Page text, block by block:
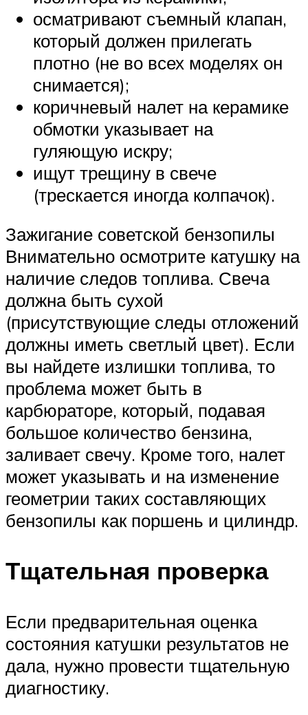
осматривают съемный клапан,
который должен прилегать
плотно (не во всех моделях он
снимается);
коричневый налет на керамике
обмотки указывает на
гуляющую искру;
ищут трещину в свече
(трескается иногда колпачок).
Зажигание советской бензопилы
Внимательно осмотрите катушку на
наличие следов топлива. Свеча
должна быть сухой
(присутствующие следы отложений
должны иметь светлый цвет). Если
вы найдете излишки топлива, то
проблема может быть в
карбюраторе, который, подавая
большое количество бензина,
заливает свечу. Кроме того, налет
может указывать и на изменение
геометрии таких составляющих
бензопилы как поршень и цилиндр.
Тщательная проверка
Если предварительная оценка
состояния катушки результатов не
дала, нужно провести тщательную
диагностику.